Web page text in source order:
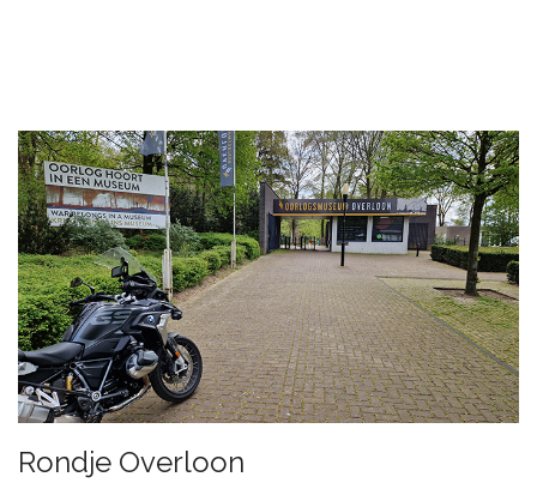
Rondje Overloon